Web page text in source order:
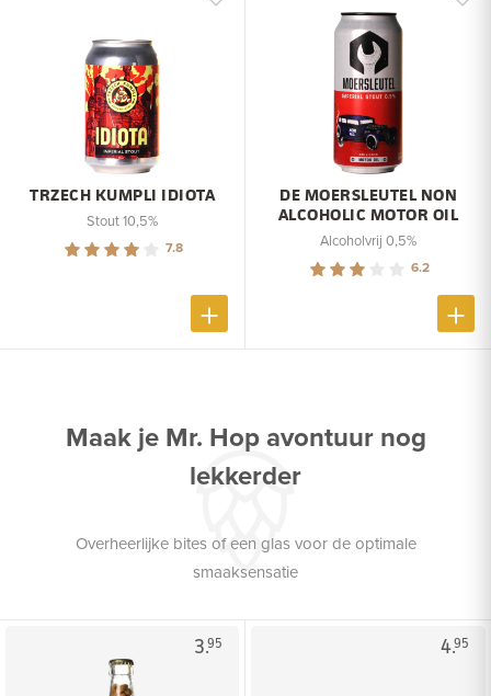
TRZECH KUMPLI IDIOTA
Stout 10,5%
7.8
DE MOERSLEUTEL NON
ALCOHOLIC MOTOR OIL
Alcoholvrij 0,5%
6.2
Maak je Mr. Hop avontuur nog
lekkerder
Overheerlijke bites of een glas voor de optimale
smaaksensatie
3.95 4.95